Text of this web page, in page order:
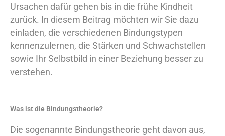
Ursachen dafür gehen bis in die frühe Kindheit
zurück. In diesem Beitrag möchten wir Sie dazu
einladen, die verschiedenen Bindungstypen
kennenzulernen, die Stärken und Schwachstellen
sowie Ihr Selbstbild in einer Beziehung besser zu
verstehen.
Was ist die Bindungstheorie?
Die sogenannte Bindungstheorie geht davon aus,